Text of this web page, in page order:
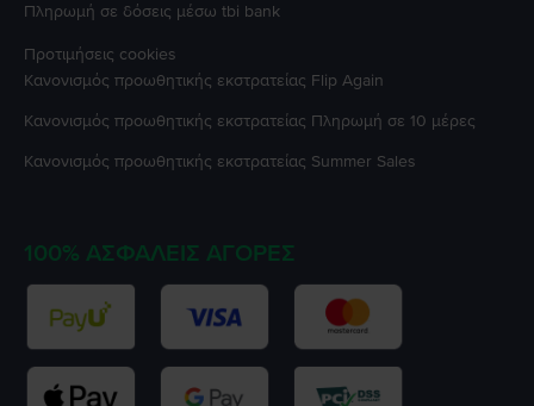
Πληρωμή σε δόσεις μέσω tbi bank
Προτιμήσεις cookies
Κανονισμός προωθητικής εκστρατείας Flip Again
Κανονισμός προωθητικής εκστρατείας Πληρωμή σε 10 μέρες
Κανονισμός προωθητικής εκστρατείας Summer Sales
100% ΑΣΦΑΛΕΊΣ ΑΓΟΡΈΣ